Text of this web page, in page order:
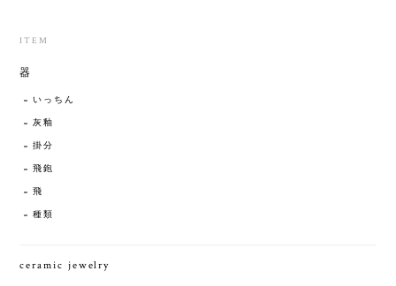
ITEM
器
いっちん
灰釉
掛分
飛鉋
飛
種類
ceramic jewelry